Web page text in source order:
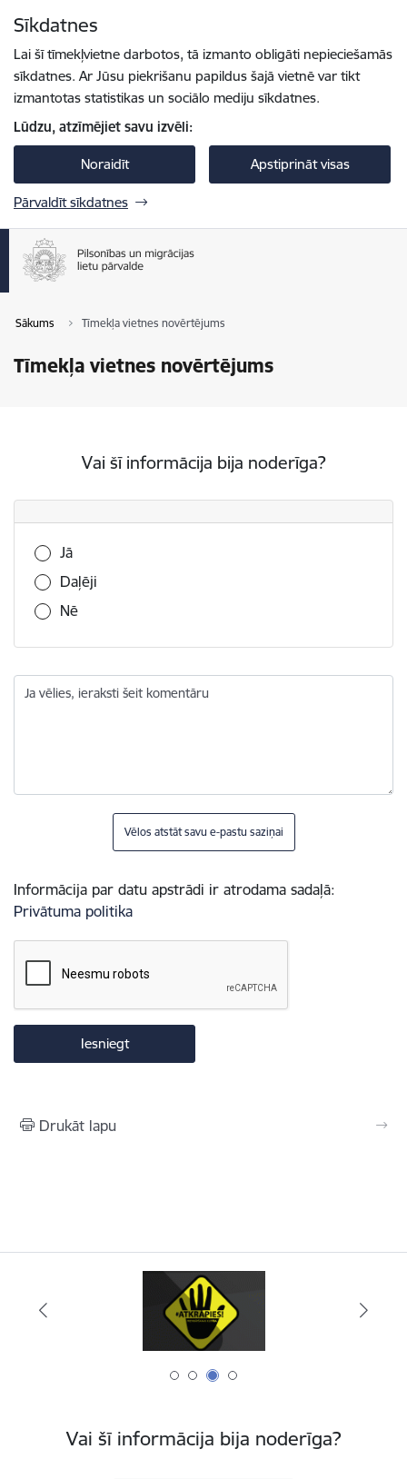
Sīkdatnes
Lai šī tīmekļvietne darbotos, tā izmanto obligāti nepieciešamās
sīkdatnes. Ar Jūsu piekrišanu papildus šajā vietnē var tikt
izmantotas statistikas un sociālo mediju sīkdatnes.
Lūdzu, atzīmējiet savu izvēli:
Noraidīt Apstiprināt visas
Pārvaldīt sīkdatnes
Sākums Tīmekļa vietnes novērtējums
Tīmekļa vietnes novērtējums
Vai šī informācija bija noderīga?
Vai šī informācija bija noderīga?
Jā
Daļēji
Nē
Ja vēlies, ieraksti šeit komentāru
Vēlos atstāt savu e-pastu saziņai
Informācija par datu apstrādi ir atrodama sadaļā:
Privātuma politika
Drukāt lapu
Vai šī informācija bija noderīga?